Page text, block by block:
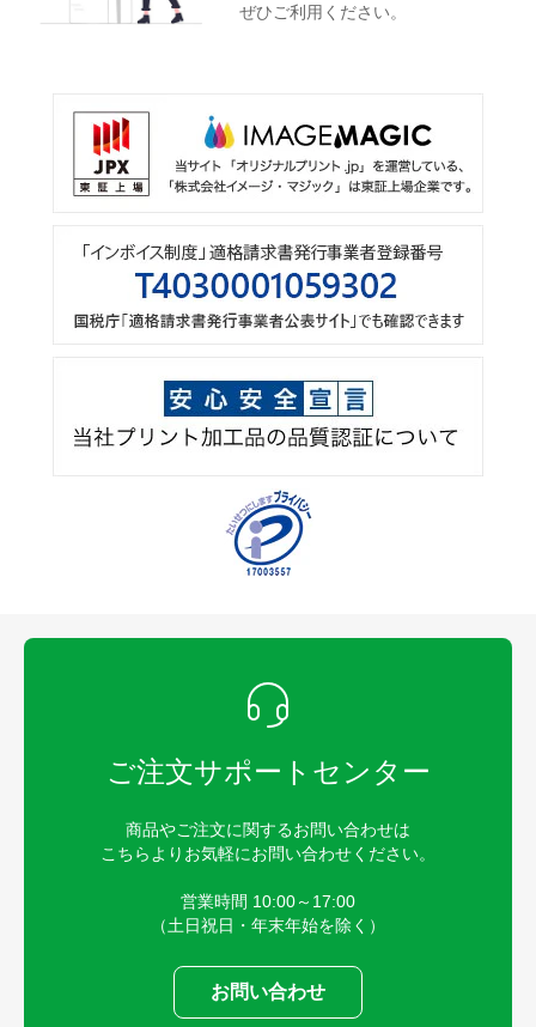
ぜひご利用ください。
ご注文サポートセンター
商品やご注文に関するお問い合わせは
こちらよりお気軽にお問い合わせください。
営業時間 10:00～17:00
（土日祝日・年末年始を除く）
お問い合わせ